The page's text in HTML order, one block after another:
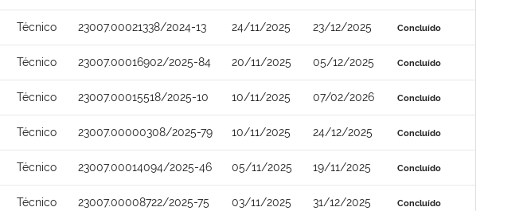
Técnico 23007.00021338/2024-13 24/11/2025 23/12/2025 Concluído
Técnico 23007.00016902/2025-84 20/11/2025 05/12/2025 Concluído
Técnico 23007.00015518/2025-10 10/11/2025 07/02/2026 Concluído
Técnico 23007.00000308/2025-79 10/11/2025 24/12/2025 Concluído
Técnico 23007.00014094/2025-46 05/11/2025 19/11/2025 Concluído
Técnico 23007.00008722/2025-75 03/11/2025 31/12/2025 Concluído